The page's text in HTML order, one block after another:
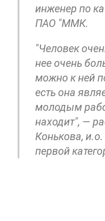
инженер по
ПАО "ММК.
"Человек
нее очень
можно к ней
есть она
молодым
находит", —
Конькова,
первой